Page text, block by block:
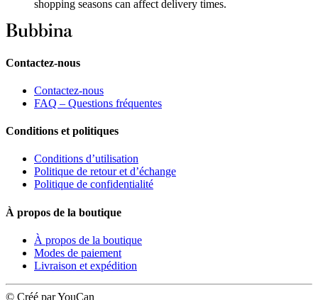
shopping seasons can affect delivery times.
Contactez-nous
Contactez-nous
FAQ – Questions fréquentes
Conditions et politiques
Conditions d’utilisation
Politique de retour et d’échange
Politique de confidentialité
À propos de la boutique
À propos de la boutique
Modes de paiement
Livraison et expédition
© Créé par YouCan